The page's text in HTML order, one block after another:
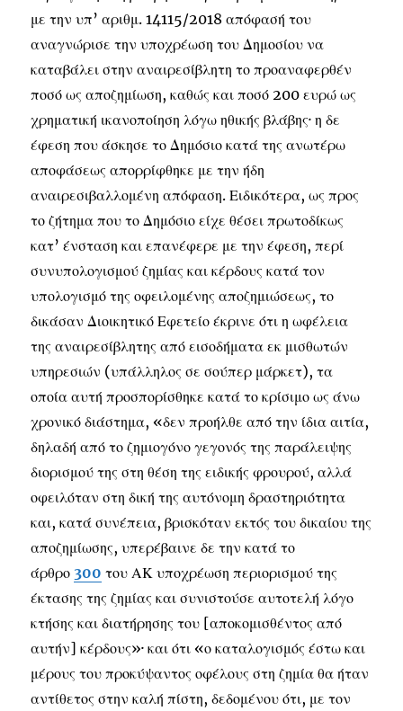
με την υπ’ αριθμ. 14115/2018 απόφασή του
αναγνώρισε την υποχρέωση του Δημοσίου να
καταβάλει στην αναιρεσίβλητη το προαναφερθέν
ποσό ως αποζημίωση, καθώς και ποσό 200 ευρώ ως
χρηματική ικανοποίηση λόγω ηθικής βλάβης· η δε
έφεση που άσκησε το Δημόσιο κατά της ανωτέρω
αποφάσεως απορρίφθηκε με την ήδη
αναιρεσιβαλλομένη απόφαση. Ειδικότερα, ως προς
το ζήτημα που το Δημόσιο είχε θέσει πρωτοδίκως
κατ’ ένσταση και επανέφερε με την έφεση, περί
συνυπολογισμού ζημίας και κέρδους κατά τον
υπολογισμό της οφειλομένης αποζημιώσεως, το
δικάσαν Διοικητικό Εφετείο έκρινε ότι η ωφέλεια
της αναιρεσίβλητης από εισοδήματα εκ μισθωτών
υπηρεσιών (υπάλληλος σε σούπερ μάρκετ), τα
οποία αυτή προσπορίσθηκε κατά το κρίσιμο ως άνω
χρονικό διάστημα, «δεν προήλθε από την ίδια αιτία,
δηλαδή από το ζημιογόνο γεγονός της παράλειψης
διορισμού της στη θέση της ειδικής φρουρού, αλλά
οφειλόταν στη δική της αυτόνομη δραστηριότητα
και, κατά συνέπεια, βρισκόταν εκτός του δικαίου της
αποζημίωσης, υπερέβαινε δε την κατά το
άρθρο 300 του ΑΚ υποχρέωση περιορισμού της
έκτασης της ζημίας και συνιστούσε αυτοτελή λόγο
κτήσης και διατήρησης του [αποκομισθέντος από
αυτήν] κέρδους»· και ότι «ο καταλογισμός έστω και
μέρους του προκύψαντος οφέλους στη ζημία θα ήταν
αντίθετος στην καλή πίστη, δεδομένου ότι, με τον